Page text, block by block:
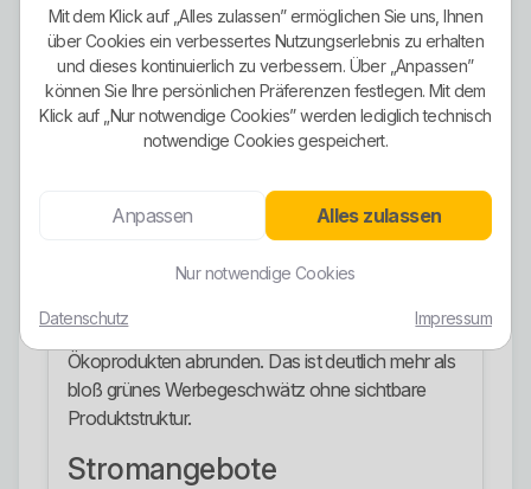
Dazu kommt mit LadeGrün ein spezielles Produkt
rund um E-Mobilität. Das ist ordentlich strukturiert
und kein planloser Tarifmüll.
Ökostrom-Ausrichtung
StromGrün wird als grüne Produktlinie positioniert,
und öffentlich wird zudem mit 100 Prozent
Ökostrom geworben. Auch LadeGrün wird
ausdrücklich mit 100 Prozent Ökostrom
ihre Angebotspalette mit passenden
Ökoprodukten abrunden. Das ist deutlich mehr als
bloß grünes Werbegeschwätz ohne sichtbare
Produktstruktur.
Stromangebote
Mit dem Klick auf „Alles zulassen” ermöglichen Sie uns, Ihnen
über Cookies ein verbessertes Nutzungserlebnis zu erhalten
und dieses kontinuierlich zu verbessern. Über „Anpassen”
können Sie Ihre persönlichen Präferenzen festlegen. Mit dem
Klick auf „Nur notwendige Cookies” werden lediglich technisch
notwendige Cookies gespeichert.
Anpassen Alles zulassen
Nur notwendige Cookies
Datenschutz Impressum